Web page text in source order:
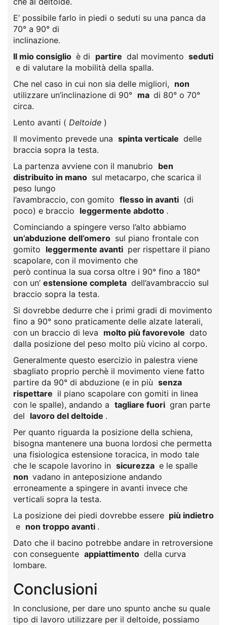
E’ possibile farlo in piedi o seduti su una panca da
70° a 90° di
inclinazione.
Il mio consiglio è di partire dal movimento seduti
e di valutare la mobilità della spalla.
Che nel caso in cui non sia delle migliori, non
utilizzare un’inclinazione di 90° ma di 80° o 70°
circa.
Lento avanti ( Deltoide )
Il movimento prevede una spinta verticale delle
braccia sopra la testa.
La partenza avviene con il manubrio ben
distribuito in mano sul metacarpo, che scarica il
peso lungo
l’avambraccio, con gomito flesso in avanti (di
poco) e braccio leggermente abdotto .
Cominciando a spingere verso l’alto abbiamo
un’abduzione dell’omero sul piano frontale con
gomito leggermente avanti per rispettare il piano
scapolare, con il movimento che
però continua la sua corsa oltre i 90° fino a 180°
con un’ estensione completa dell’avambraccio sul
braccio sopra la testa.
Si dovrebbe dedurre che i primi gradi di movimento
fino a 90° sono praticamente delle alzate laterali,
con un braccio di leva molto più favorevole dato
dalla posizione del peso molto più vicino al corpo.
Generalmente questo esercizio in palestra viene
sbagliato proprio perchè il movimento viene fatto
partire da 90° di abduzione (e in più senza
rispettare il piano scapolare con gomiti in linea
con le spalle), andando a tagliare fuori gran parte
del lavoro del deltoide .
Per quanto riguarda la posizione della schiena,
bisogna mantenere una buona lordosi che permetta
una fisiologica estensione toracica, in modo tale
che le scapole lavorino in sicurezza e le spalle
non vadano in anteposizione andando
erroneamente a spingere in avanti invece che
verticali sopra la testa.
La posizione dei piedi dovrebbe essere più indietro
e non troppo avanti .
Dato che il bacino potrebbe andare in retroversione
con conseguente appiattimento della curva
lombare.
Conclusioni
In conclusione, per dare uno spunto anche su quale
tipo di lavoro utilizzare per il deltoide, possiamo